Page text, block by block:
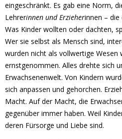
eingeschränkt. Es gab eine Norm,
Lehrerinnen und Erzieherinnen – die
Was Kinder wollten oder dachten,
Wer sie selbst als Mensch sind,
wurden nicht als vollwertige Wesen
ernstgenommen. Alles drehte sich
Erwachsenenwelt. Von Kindern
sich anpassen und gehorchen.
Macht. Auf der Macht, die
gegenüber immer haben. Weil
deren Fürsorge und Liebe sind.